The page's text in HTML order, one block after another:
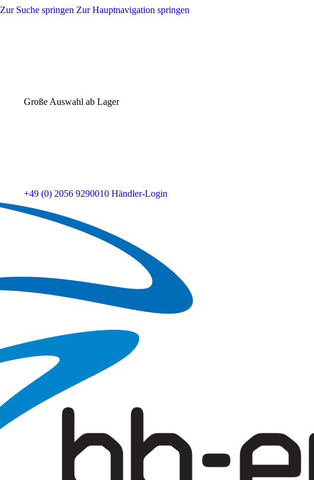
Zur Suche springen Zur Hauptnavigation springen
Große Auswahl ab Lager
+49 (0) 2056 9290010 Händler-Login